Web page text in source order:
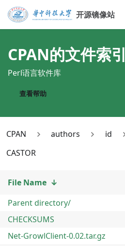
开源镜像站
CPAN的文件索引
Perl语言软件库
查看帮助
CPAN authors id
CASTOR
File Name ↓
Parent directory/
CHECKSUMS
Net-GrowlClient-0.02.tar.gz